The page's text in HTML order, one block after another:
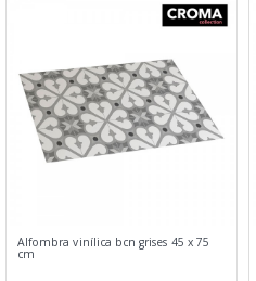
Alfombra vinílica bcn grises 45 x 75
cm